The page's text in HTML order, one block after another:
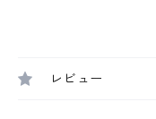
レビュー